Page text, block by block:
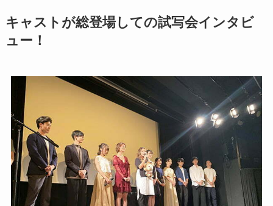
キャストが総登場しての試写会インタビ
ュー！